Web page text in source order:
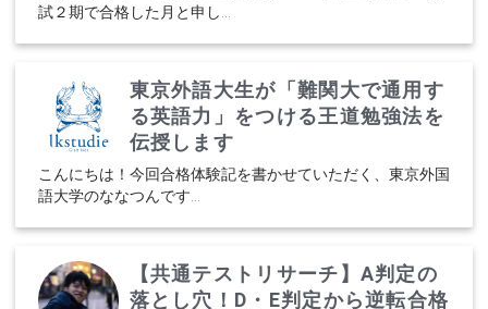
試２期で合格した月と申し...
東京外語大生が「難関大で通用す
る英語力」をつける王道勉強法を
伝授します
こんにちは！今回合格体験記を書かせていただく、東京外国
語大学のななつんです...
【共通テストリサーチ】A判定の
落とし穴！D・E判定から逆転合格